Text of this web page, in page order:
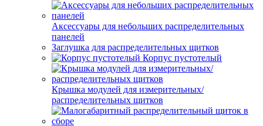
Аксессуары для небольших распределительных
панелей
Заглушка для распределительных щитков
Корпус пустотелый
Крышка модулей для измерительных/
распределительных щитков